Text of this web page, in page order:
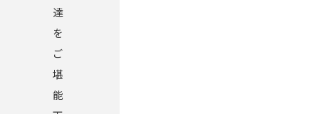
達
を
ご
堪
能